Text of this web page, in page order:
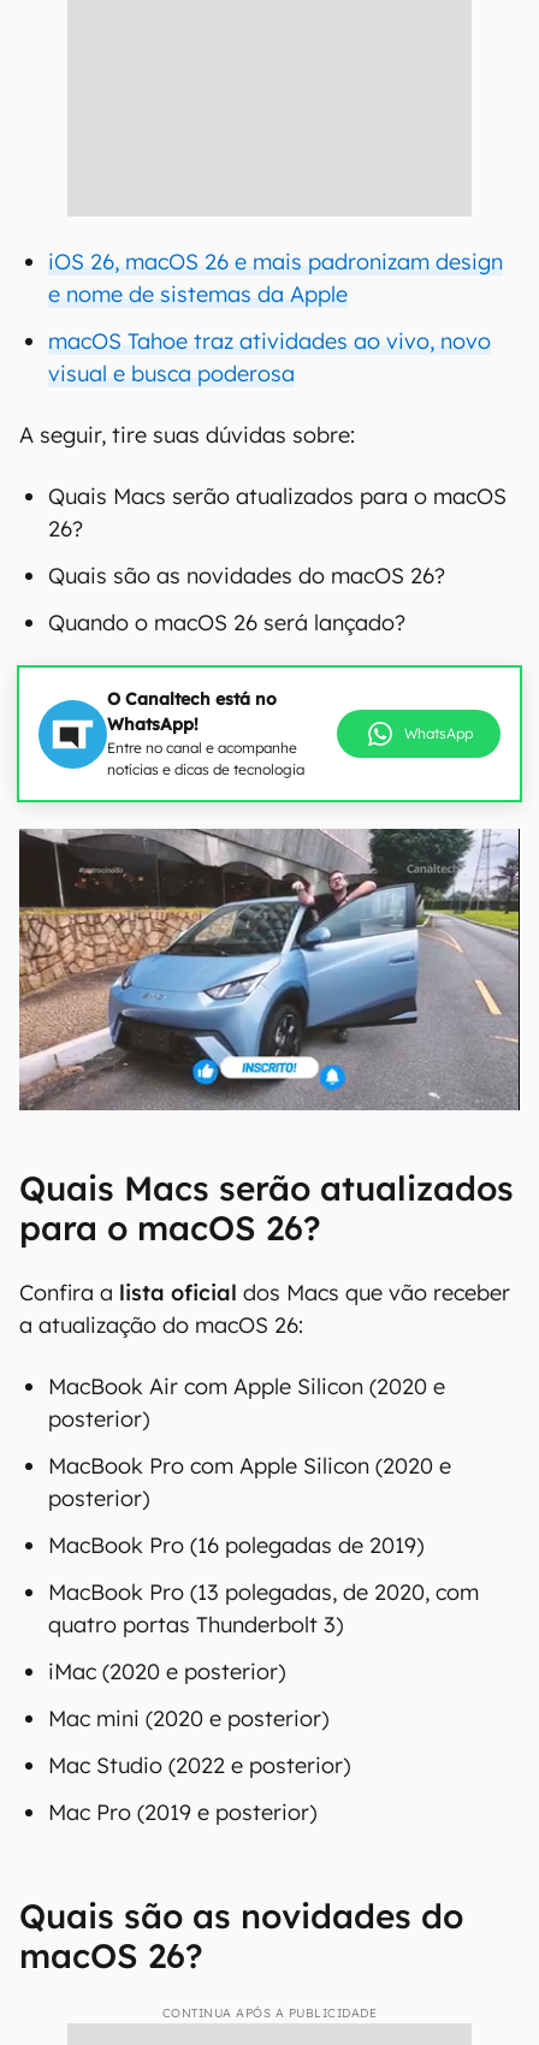
iOS 26, macOS 26 e mais padronizam design
e nome de sistemas da Apple
macOS Tahoe traz atividades ao vivo, novo
visual e busca poderosa
A seguir, tire suas dúvidas sobre:
Quais Macs serão atualizados para o macOS
26?
Quais são as novidades do macOS 26?
Quando o macOS 26 será lançado?
O Canaltech está no
WhatsApp!
Entre no canal e acompanhe
notícias e dicas de tecnologia
WhatsApp
Quais Macs serão atualizados
para o macOS 26?
Confira a lista oficial dos Macs que vão receber
a atualização do macOS 26:
MacBook Air com Apple Silicon (2020 e
posterior)
MacBook Pro com Apple Silicon (2020 e
posterior)
MacBook Pro (16 polegadas de 2019)
MacBook Pro (13 polegadas, de 2020, com
quatro portas Thunderbolt 3)
iMac (2020 e posterior)
Mac mini (2020 e posterior)
Mac Studio (2022 e posterior)
Mac Pro (2019 e posterior)
Quais são as novidades do
macOS 26?
CONTINUA APÓS A PUBLICIDADE